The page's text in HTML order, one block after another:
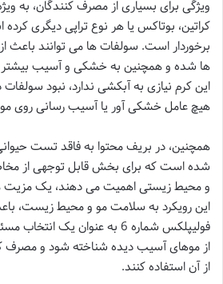
ویژگی برای بسیاری از مصرف کنندگان، به
کراتین، بوتاکس یا هر نوع تراپی دیگری کرده
برخوردار است. سولفات ها می توانند باعث از
ها شده و همچنین به خشکی و آسیب بیشتر
این کرم نیازی به آبکشی ندارد، نبود
هیچ عامل خشکی آور یا آسیب رسانی روی مو
همچنین، در بریف محتوا به فاقد تست
شده است که برای بخش قابل توجهی از
و محیط زیستی اهمیت می دهند، یک
این رویکرد به سلامت مو و محیط زیست،
فولیپلکس شماره 6 به عنوان یک
از موهای آسیب دیده شناخته شود و مصرف
از آن استفاده کنند.